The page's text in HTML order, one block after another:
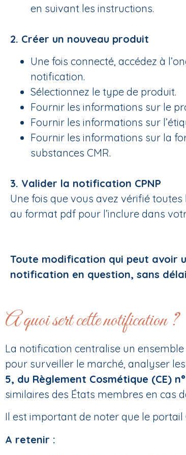
en suivant les instructions.
2. Créer un nouveau produit
Une fois connecté, accédez à
notification.
Sélectionnez le type de produit.
Fournir les informations sur le
Fournir les informations sur
Fournir les informations sur la
substances CMR.
3. Valider la notification CPNP
Une fois que vous avez vérifié
au format pdf pour l’inclure dans
Toute modification qui peut avoir
notification en question, sans
A quoi sert cette notification ?
La notification centralise un
pour surveiller le marché, analyser
5, du Règlement Cosmétique (CE)
similaires des États membres en cas
Il est important de noter que le portail
A retenir :